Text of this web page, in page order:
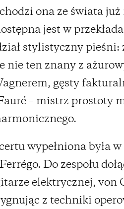
ona ze świata
jest w
stylistyczny pieśni:
nie ten znany z
gęsty
– mistrz prostoty
wypełniona była
Do zespołu
elektrycznej, von
z techniki